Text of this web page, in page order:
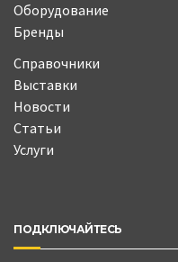
Оборудование
Бренды
Справочники
Выставки
Новости
Статьи
Услуги
ПОДКЛЮЧАЙТЕСЬ